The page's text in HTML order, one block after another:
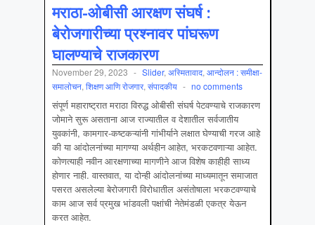
मराठा-ओबीसी आरक्षण संघर्ष :
बेरोजगारीच्या प्रश्नावर पांघरूण
घालण्याचे राजकारण
November 29, 2023 - Slider, अस्मितावाद, आन्दोलन : समीक्षा-
समालोचन, शिक्षण आणि रोजगार, संपादकीय - no comments
संपूर्ण महाराष्ट्रात मराठा विरुद्ध ओबीसी संघर्ष पेटवण्याचे राजकारण
जोमाने सुरू असताना आज राज्यातील व देशातील सर्वजातीय
युवकांनी, कामगार-कष्टकऱ्यांनी गांभीर्याने लक्षात घेण्याची गरज आहे
की या आंदोलनांच्या मागण्या अर्थहीन आहेत, भरकटवणाऱ्या आहेत.
कोणत्याही नवीन आरक्षणाच्या मागणीने आज विशेष काहीही साध्य
होणार नाही. वास्तवात, या दोन्ही आंदोलनांच्या माध्यमातून समाजात
पसरत असलेल्या बेरोजगारी विरोधातील असंतोषाला भरकटवण्याचे
काम आज सर्व प्रमुख भांडवली पक्षांची नेतेमंडळी एकत्र येऊन
करत आहेत.